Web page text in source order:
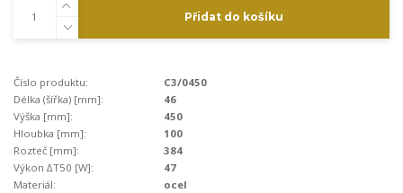
Přidat do košíku
Číslo produktu:
C3/0450
Délka (šířka) [mm]:
46
Výška [mm]:
450
Hloubka [mm]:
100
Rozteč [mm]:
384
Výkon ∆T50 [W]:
47
Materiál:
ocel